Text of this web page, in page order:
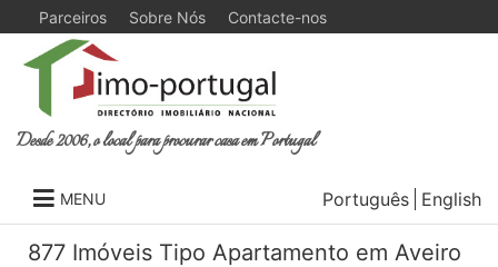
Parceiros Sobre Nós Contacte-nos
Desde 2006, o local para procurar casa em Portugal
MENU Português English
877 Imóveis Tipo Apartamento em Aveiro